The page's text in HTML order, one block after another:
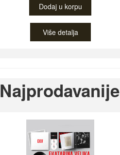
Dodaj u korpu
Više detalja
Najprodavanije